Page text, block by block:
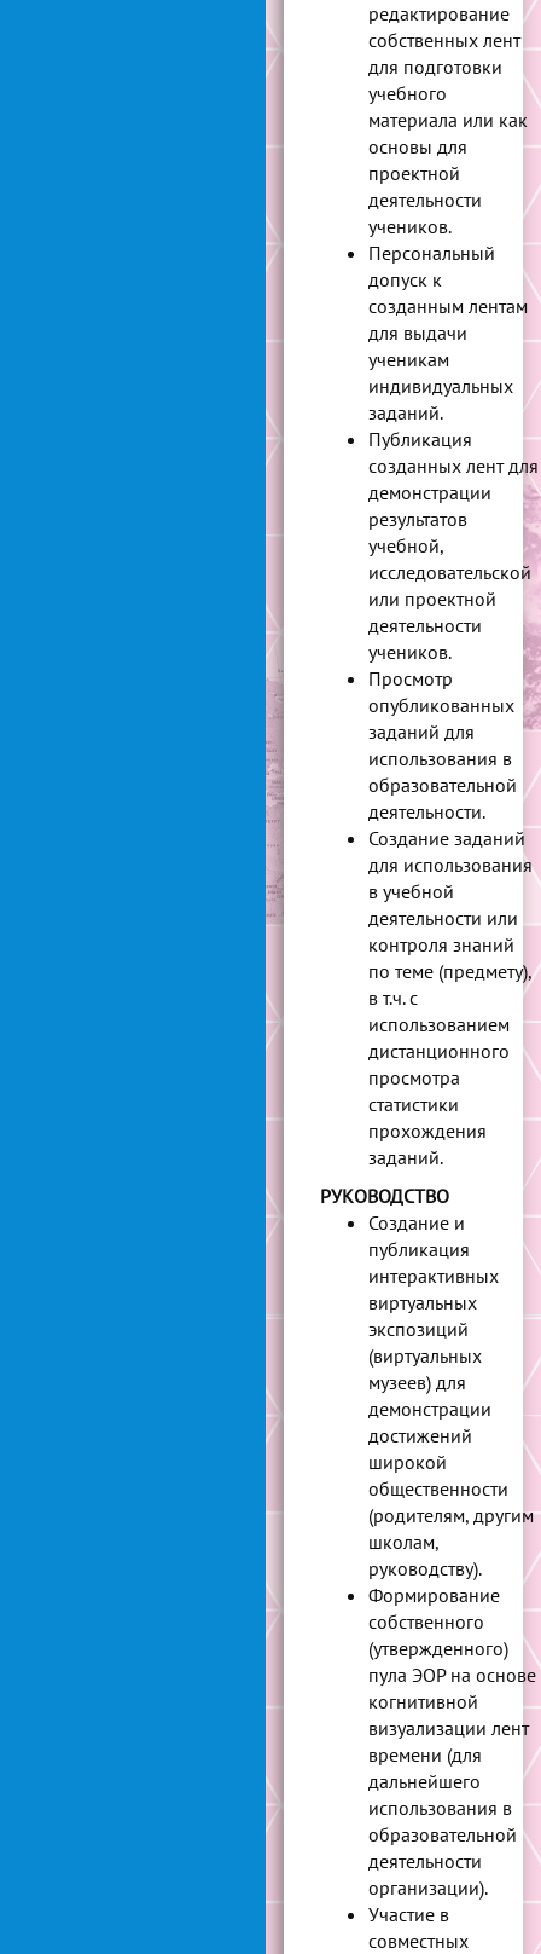
редактирование
собственных лент
для подготовки
учебного
материала или как
основы для
проектной
деятельности
учеников.
Персональный
допуск к
созданным лентам
для выдачи
ученикам
индивидуальных
заданий.
Публикация
созданных лент для
демонстрации
результатов
учебной,
исследовательской
или проектной
деятельности
учеников.
Просмотр
опубликованных
заданий для
использования в
образовательной
деятельности.
Создание заданий
для использования
в учебной
деятельности или
контроля знаний
по теме (предмету),
в т.ч. с
использованием
дистанционного
просмотра
статистики
прохождения
заданий.
РУКОВОДСТВО
Создание и
публикация
интерактивных
виртуальных
экспозиций
(виртуальных
музеев) для
демонстрации
достижений
широкой
общественности
(родителям, другим
школам,
руководству).
Формирование
собственного
(утвержденного)
пула ЭОР на основе
когнитивной
визуализации лент
времени (для
дальнейшего
использования в
образовательной
деятельности
организации).
Участие в
совместных